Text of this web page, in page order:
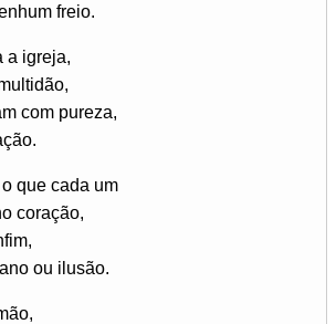
freio.
a igreja,
com pureza,
que cada um
coração,
ou ilusão.